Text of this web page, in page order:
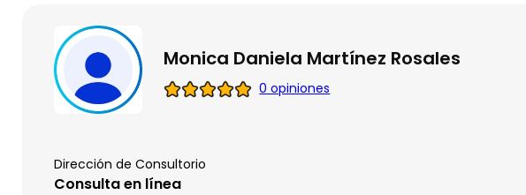
Monica Daniela Martínez Rosales
0 opiniones
Dirección de Consultorio
Consulta en línea